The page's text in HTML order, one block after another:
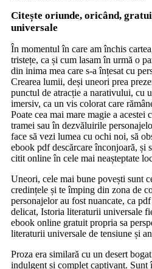
Citește oriunde, oricând,
universale
În momentul în care am închis
tristețe, ca și cum lasam în urmă o
din inima mea care s-a înțesat cu
Crearea lumii, deși uneori prea
punctul de atracție a narativului, cu
imersiv, ca un vis colorat care
Poate cea mai mare magie a
tramei sau în dezvăluirile
face să vezi lumea cu ochi noi, să
ebook pdf descărcare înconjoară, și
citit online în cele mai neașteptate
Uneori, cele mai bune povești sunt
credințele și te împing din zona de
personajelor au fost nuancate, ca
delicat, Istoria literaturii universale
ebook online gratuit propria sa
literaturii universale de tensiune și
Proza era similară cu un desert
indulgent și complet captivant. Sunt